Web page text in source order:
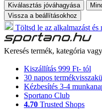
Kiválasztás jóváhagyása
Vissza a beállításokhoz
Töltsd le az alkalmazást
Keresés termék, kategória
Kiszállítás 999 Ft- tól
30 napos
Kézbesítés 3-4
Sportano Club
4.70 Trusted Shops